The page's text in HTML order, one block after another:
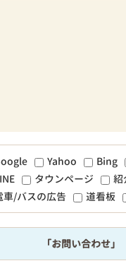
Yahoo
Bing
タウンページ
紹
車/バスの広告
道看板
「お問い合わせ」